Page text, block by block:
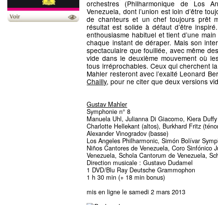
orchestres (Philharmonique de Los
Venezuela, dont l’union est loin d’être
de chanteurs et un chef toujours prêt
résultat est solide à défaut d’être
enthousiasme habituel et tient d’une
chaque instant de déraper. Mais son
spectaculaire que fouillée, avec même
vide dans le deuxième mouvement où
tous irréprochables. Ceux qui cherchent
Mahler resteront avec l’exalté Leonard
Chailly, pour ne citer que deux versions
Gustav Mahler
Symphonie n° 8
Manuela Uhl, Julianna Di Giacomo, Kiera
Charlotte Hellekant (altos), Burkhard Fritz
Alexander Vinogradov (basse)
Los Angeles Philharmonic, Simón Bolívar
Niños Cantores de Venezuela, Coro Sinfónico
Venezuela, Schola Cantorum de Venezuela,
Direction musicale : Gustavo Dudamel
1 DVD/Blu Ray Deutsche Grammophon
1 h 30 min (+ 18 min bonus)
mis en ligne le samedi 2 mars 2013